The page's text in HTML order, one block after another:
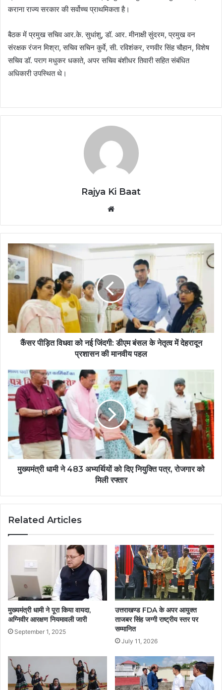
कराना राज्य सरकार की सर्वोच्च प्राथमिकता है।
बैठक में प्रमुख सचिव आर.के. सुधांशु, डॉ. आर. मीनाक्षी सुंदरम, प्रमुख वन
संरक्षक रंजन मिश्रा, सचिव सचिन कुर्वे, सी. रविशंकर, रणवीर सिंह चौहान, विशेष
सचिव डॉ. पराग मधुकर धकाते, अपर सचिव बंशीधर तिवारी सहित संबंधित
अधिकारी उपस्थित थे।
Rajya Ki Baat
कैंसर पीड़ित विधवा को नई जिंदगी: डीएम बंसल के नेतृत्व में देहरादून
प्रशासन की मानवीय पहल
मुख्यमंत्री धामी ने 483 अभ्यर्थियों को दिए नियुक्ति पत्र, रोजगार को
मिली रफ्तार
Related Articles
मुख्यमंत्री धामी ने पूरा किया वायदा,
अग्निवीर आरक्षण नियमावली जारी
September 1, 2025
उत्तराखण्ड FDA के अपर आयुक्त
ताजबर सिंह जग्गी राष्ट्रीय स्तर पर
सम्मानित
July 11, 2026